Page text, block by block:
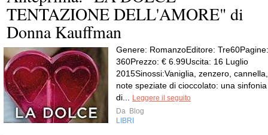
TENTAZIONE DELL'AMORE" di
Donna Kauffman
Genere: RomanzoEditore: Tre60Pagine:
360Prezzo: € 6.99Uscita: 16 Luglio
2015Sinossi:Vaniglia, zenzero, cannella,
note speziate di cioccolato: una sinfonia
di...
Leggere il seguito
Da Blog
LIBRI